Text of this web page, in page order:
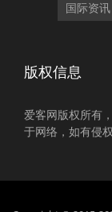
国际资讯
版权信息
爱客网版权所有
于网络，如有侵